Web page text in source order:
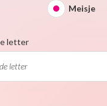
Meisje
letter